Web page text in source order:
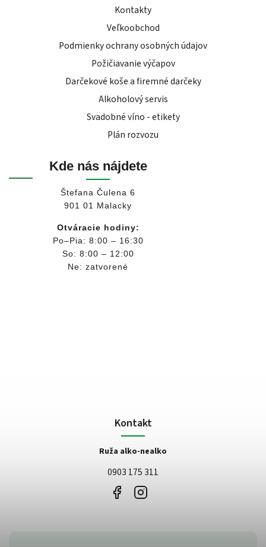
Kontakty
Veľkoobchod
Podmienky ochrany osobných údajov
Požičiavanie výčapov
Darčekové koše a firemné darčeky
Alkoholový servis
Svadobné víno - etikety
Plán rozvozu
Kde nás nájdete
Štefana Čulena 6
901 01 Malacky
Otváracie hodiny:
Po–Pia: 8:00 – 16:30
So: 8:00 – 12:00
Ne: zatvorené
Kontakt
Ruža alko-nealko
0903 175 311